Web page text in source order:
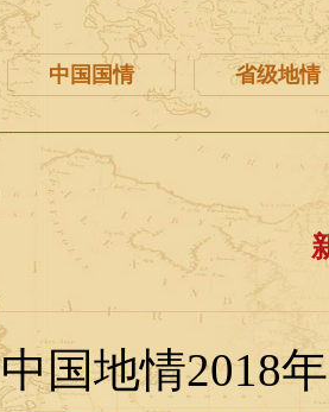
中国国情 省级地情
中国地情2018